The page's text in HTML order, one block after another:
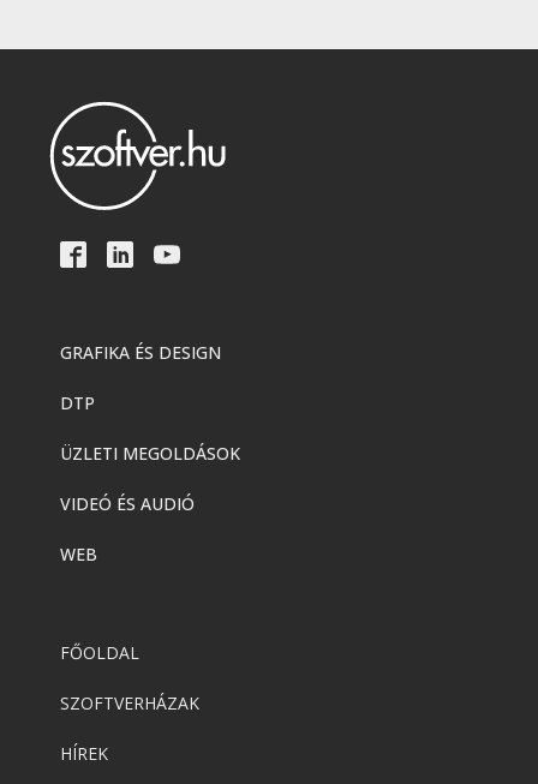
GRAFIKA ÉS DESIGN
DTP
ÜZLETI MEGOLDÁSOK
VIDEÓ ÉS AUDIÓ
WEB
FŐOLDAL
SZOFTVERHÁZAK
HÍREK